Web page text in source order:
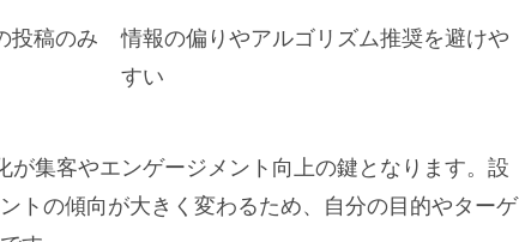
投稿のみ
情報の偏りやアルゴリズム推奨を避けや
すい
集客やエンゲージメント向上の鍵となります。設
トの傾向が大きく変わるため、自分の目的やターゲ